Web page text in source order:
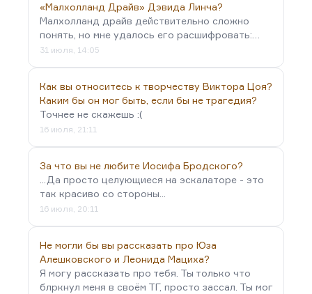
«Малхолланд Драйв» Дэвида Линча?
Малхолланд драйв действительно сложно
понять, но мне удалось его расшифровать:…
31 июля, 14:05
Как вы относитесь к творчеству Виктора Цоя?
Каким бы он мог быть, если бы не трагедия?
Точнее не скажешь :(
16 июля, 21:11
За что вы не любите Иосифа Бродского?
...Да просто целующиеся на эскалаторе - это
так красиво со стороны...
16 июля, 20:11
Не могли бы вы рассказать про Юза
Алешковского и Леонида Мациха?
Я могу рассказать про тебя. Ты только что
блркнул меня в своём ТГ, просто зассал. Ты мог